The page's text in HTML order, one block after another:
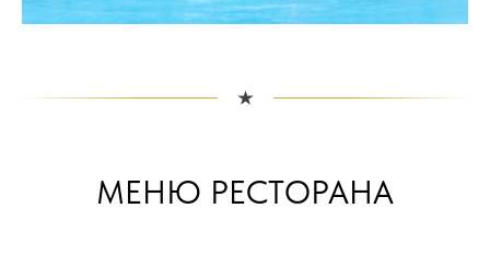
МЕНЮ РЕСТОРАНА